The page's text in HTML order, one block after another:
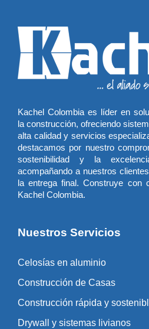
Kachel Colombia es líder en
la construcción, ofreciendo
alta calidad y servicios
destacamos por nuestro
sostenibilidad y la
acompañando a nuestros
la entrega final. Construye con
Kachel Colombia.
Nuestros Servicios
Celosías en aluminio
Construcción de Casas
Construcción rápida y
Drywall y sistemas livianos